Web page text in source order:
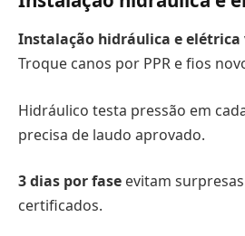
Instalação hidráulica e elétrica
Troque canos por PPR e fios
Hidráulico testa pressão em
precisa de laudo aprovado.
3 dias por fase evitam
certificados.